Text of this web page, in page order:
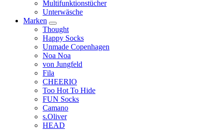
Multifunktionstücher
Unterwäsche
Marken
Thought
Happy Socks
Unmade Copenhagen
Noa Noa
von Jungfeld
Fila
CHEERIO
Too Hot To Hide
FUN Socks
Camano
s.Oliver
HEAD